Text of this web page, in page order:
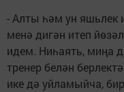
- Алты һәм ун яшьлек
менә дигән итеп
идем. Ниһаять, миңа
тренер белән
ике дә уйламыйча,